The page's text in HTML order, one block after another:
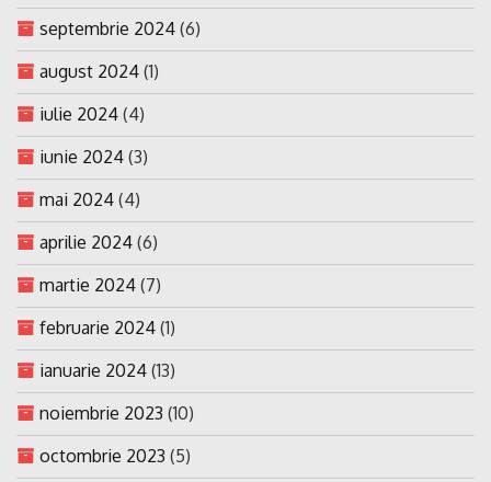
septembrie 2024 (6)
august 2024 (1)
iulie 2024 (4)
iunie 2024 (3)
mai 2024 (4)
aprilie 2024 (6)
martie 2024 (7)
februarie 2024 (1)
ianuarie 2024 (13)
noiembrie 2023 (10)
octombrie 2023 (5)